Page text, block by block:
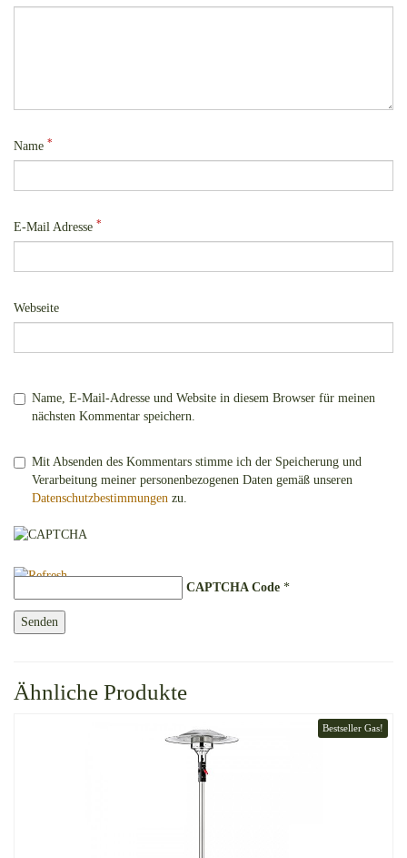
Name *
E-Mail Adresse *
Webseite
Name, E-Mail-Adresse und Website in diesem Browser für meinen
nächsten Kommentar speichern.
Mit Absenden des Kommentars stimme ich der Speicherung und
Verarbeitung meiner personenbezogenen Daten gemäß unseren
Datenschutzbestimmungen zu.
CAPTCHA Code *
Ähnliche Produkte
Bestseller Gas!